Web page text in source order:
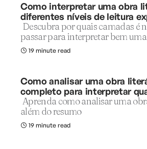
Como interpretar uma obra
diferentes níveis de leitura
Descubra por quais camadas é
passar para interpretar bem
19 minute read
Como analisar uma obra
completo para interpretar
Aprenda como analisar uma
além do resumo
19 minute read